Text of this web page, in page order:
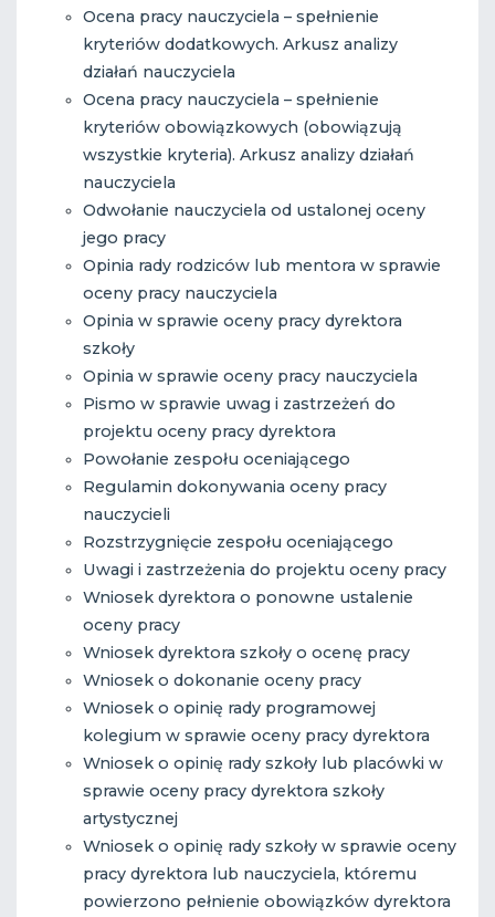
Ocena pracy nauczyciela – spełnienie
kryteriów dodatkowych. Arkusz analizy
działań nauczyciela
Ocena pracy nauczyciela – spełnienie
kryteriów obowiązkowych (obowiązują
wszystkie kryteria). Arkusz analizy działań
nauczyciela
Odwołanie nauczyciela od ustalonej oceny
jego pracy
Opinia rady rodziców lub mentora w sprawie
oceny pracy nauczyciela
Opinia w sprawie oceny pracy dyrektora
szkoły
Opinia w sprawie oceny pracy nauczyciela
Pismo w sprawie uwag i zastrzeżeń do
projektu oceny pracy dyrektora
Powołanie zespołu oceniającego
Regulamin dokonywania oceny pracy
nauczycieli
Rozstrzygnięcie zespołu oceniającego
Uwagi i zastrzeżenia do projektu oceny pracy
Wniosek dyrektora o ponowne ustalenie
oceny pracy
Wniosek dyrektora szkoły o ocenę pracy
Wniosek o dokonanie oceny pracy
Wniosek o opinię rady programowej
kolegium w sprawie oceny pracy dyrektora
Wniosek o opinię rady szkoły lub placówki w
sprawie oceny pracy dyrektora szkoły
artystycznej
Wniosek o opinię rady szkoły w sprawie oceny
pracy dyrektora lub nauczyciela, któremu
powierzono pełnienie obowiązków dyrektora